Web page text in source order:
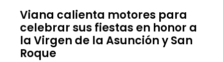
Viana calienta motores para
celebrar sus fiestas en honor a
la Virgen de la Asunción y San
Roque